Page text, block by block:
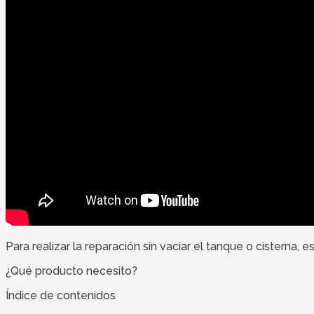
Para realizar la reparación sin vaciar el tanque o cisterna,
¿Qué producto necesito?
Índice de contenidos